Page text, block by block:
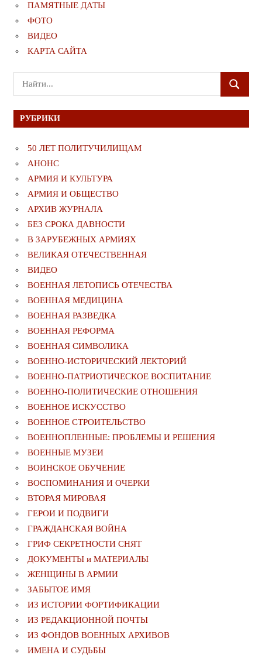
ПАМЯТНЫЕ ДАТЫ
ФОТО
ВИДЕО
КАРТА САЙТА
Поиск
для:
ПОИСК
РУБРИКИ
50 ЛЕТ ПОЛИТУЧИЛИЩАМ
АНОНС
АРМИЯ И КУЛЬТУРА
АРМИЯ И ОБЩЕСТВО
АРХИВ ЖУРНАЛА
БЕЗ СРОКА ДАВНОСТИ
В ЗАРУБЕЖНЫХ АРМИЯХ
ВЕЛИКАЯ ОТЕЧЕСТВЕННАЯ
ВИДЕО
ВОЕННАЯ ЛЕТОПИСЬ ОТЕЧЕСТВА
ВОЕННАЯ МЕДИЦИНА
ВОЕННАЯ РАЗВЕДКА
ВОЕННАЯ РЕФОРМА
ВОЕННАЯ СИМВОЛИКА
ВОЕННО-ИСТОРИЧЕСКИЙ ЛЕКТОРИЙ
ВОЕННО-ПАТРИОТИЧЕСКОЕ ВОСПИТАНИЕ
ВОЕННО-ПОЛИТИЧЕСКИE ОТНОШЕНИЯ
ВОЕННОЕ ИСКУССТВО
ВОЕННОЕ СТРОИТЕЛЬСТВО
ВОЕННОПЛЕННЫЕ: ПРОБЛЕМЫ И РЕШЕНИЯ
ВОЕННЫЕ МУЗЕИ
ВОИНСКОЕ ОБУЧЕНИЕ
ВОСПОМИНАНИЯ И ОЧЕРКИ
ВТОРАЯ МИРОВАЯ
ГЕРОИ И ПОДВИГИ
ГРАЖДАНСКАЯ ВОЙНА
ГРИФ СЕКРЕТНОСТИ СНЯТ
ДОКУМЕНТЫ и МАТЕРИАЛЫ
ЖЕНЩИНЫ В АРМИИ
ЗАБЫТОЕ ИМЯ
ИЗ ИСТОРИИ ФОРТИФИКАЦИИ
ИЗ РЕДАКЦИОННОЙ ПОЧТЫ
ИЗ ФОНДОВ ВОЕННЫХ АРХИВОВ
ИМЕНА И СУДЬБЫ